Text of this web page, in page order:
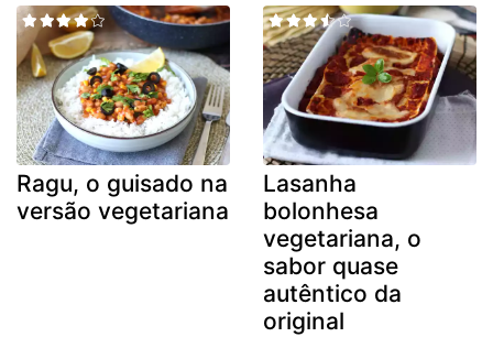
Ragu, o guisado na
versão vegetariana
Lasanha
bolonhesa
vegetariana, o
sabor quase
autêntico da
original